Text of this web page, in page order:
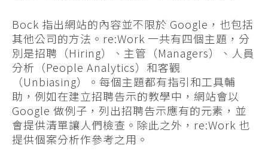
Bock 指出網站的內容並不限於 Google，也包括
其他公司的方法。re:Work 一共有四個主題，分
別是招聘（Hiring）、主管（Managers）、人員
分析（People Analytics）和客觀
（Unbiasing）。每個主題都有指引和工具輔
助，例如在建立招聘告示的教學中，網站會以
Google 做例子，列出招聘告示應有的元素，並
會提供清單讓人們檢查。除此之外，re:Work 也
提供個案分析作參考之用。